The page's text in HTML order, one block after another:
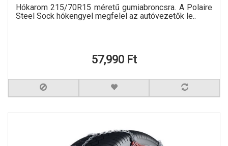
Hókarom 215/70R15 méretű gumiabroncsra. A Polaire
Steel Sock hókengyel megfelel az autóvezetők le..
57,990 Ft